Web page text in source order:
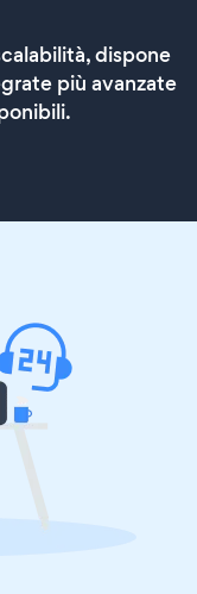
dispone
più avanzate